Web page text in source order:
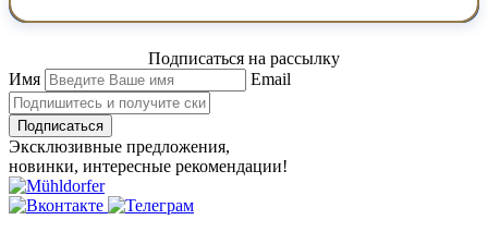
Подписаться на рассылку
Имя
Email
Подписаться
Эксклюзивные предложения,
новинки, интересные рекомендации!